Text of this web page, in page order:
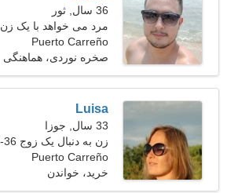
36 سال, ثور
مرد می خواهد با یک زن
ملاقات کند
Puerto Carreño
صخره نوردی، هماهنگی
درونی
Luisa
33 سال, جوزا
زن به دنبال یک زوج 36-41
Puerto Carreño
خرید، خواندن